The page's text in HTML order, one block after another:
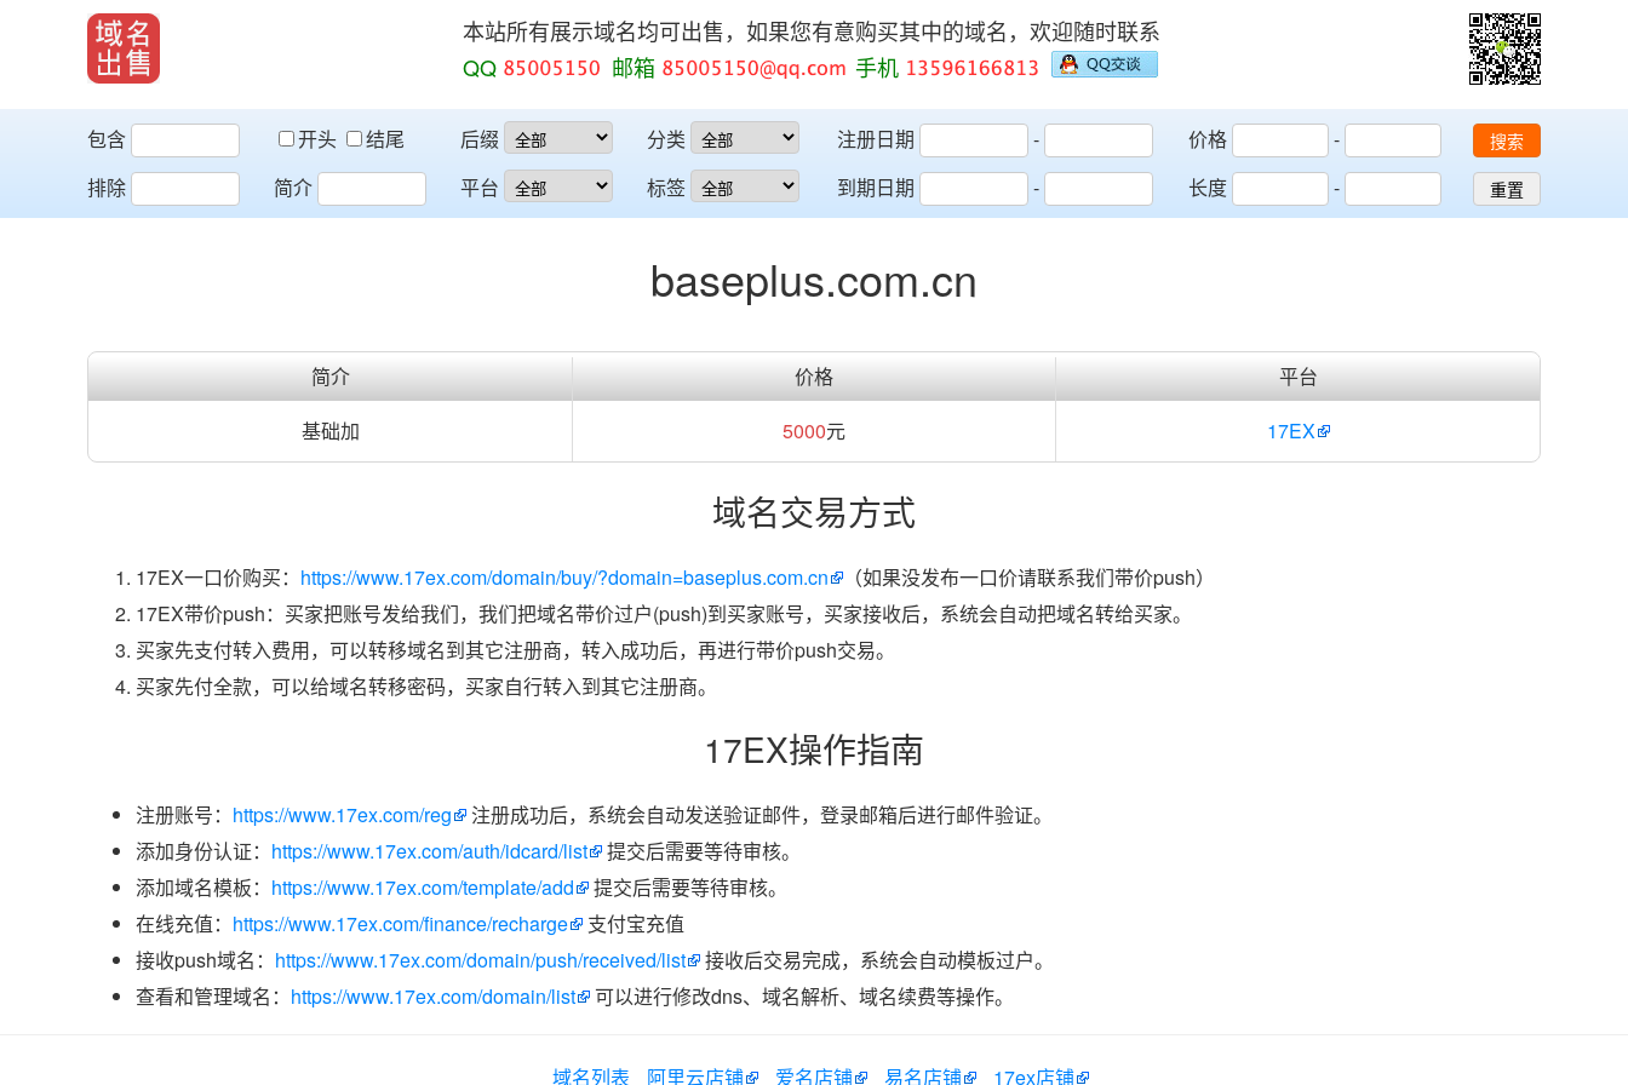
本站所有展示域名均可出售，如果您有意购买其中的域名，欢迎随时联系
QQ
邮箱 手机
包含 开头
结尾
排除
简介
后缀
平台
分类
标签
注册日期
-
到期日期
-
价格
-
长度
-
搜索
重置
baseplus.com.cn
简介 价格
平台
基础加
5000元 17EX
域名交易方式
17EX一口价购买： https://www.17ex.com/domain/buy/?domain=baseplus.com.cn
（如果没发布一口价请联系我们带价push）
17EX带价push：买家把账号发给我们，我们把域名带价过户(push)到买家账号，买家接收后，系统会自动把域名转给买家。
买家先支付转入费用，可以转移域名到其它注册商，转入成功后，再进行带价push交易。
买家先付全款，可以给域名转移密码，买家自行转入到其它注册商。
17EX操作指南
注册账号： https://www.17ex.com/reg
注册成功后，系统会自动发送验证邮件，登录邮箱后进行邮件验证。
添加身份认证： https://www.17ex.com/auth/idcard/list
提交后需要等待审核。
添加域名模板： https://www.17ex.com/template/add
提交后需要等待审核。
在线充值： https://www.17ex.com/finance/recharge
支付宝充值
接收push域名： https://www.17ex.com/domain/push/received/list
接收后交易完成，系统会自动模板过户。
查看和管理域名： https://www.17ex.com/domain/list 可以进行修改dns、域名解析、域名续费等操作。
域名列表 阿里云店铺 爱名店铺 易名店铺 17ex店铺